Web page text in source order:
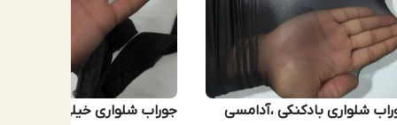
شلواری بادکنکی ،آدامسی
جوراب شلواری خیلی نازک پنتی